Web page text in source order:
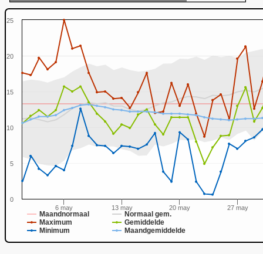
Maandnormaal
Normaal gem.
Maximum
Gemiddelde
Minimum
Maandgemiddelde
6 may 13 may 20 may 27 may
0
5
10
15
20
25